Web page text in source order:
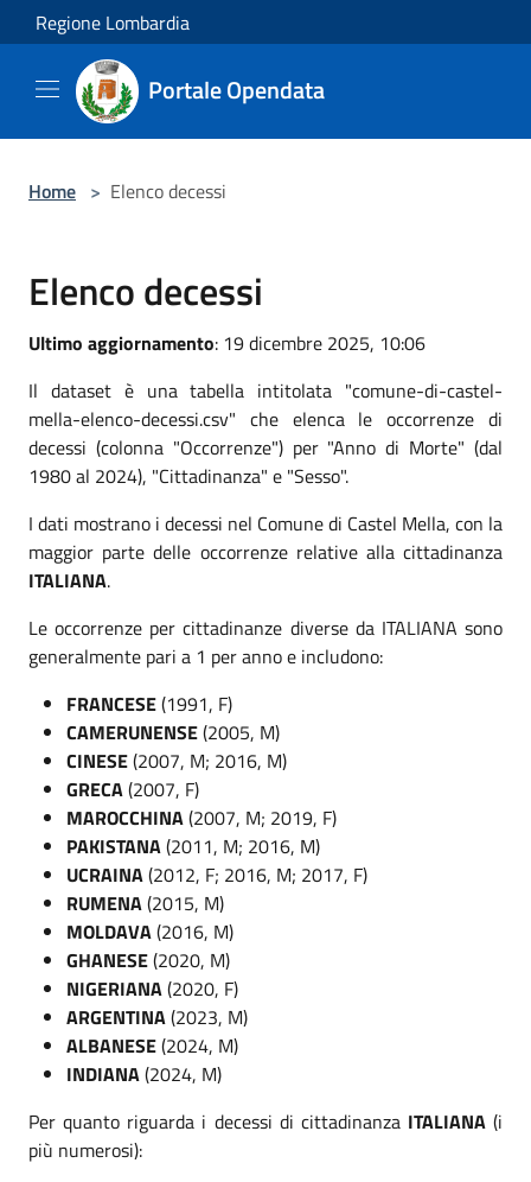
Salta al contenuto principale
Regione Lombardia
Portale Opendata
Home > Elenco decessi
Elenco decessi
Ultimo aggiornamento: 19 dicembre 2025, 10:06
Il dataset è una tabella intitolata "comune-di-castel-
mella-elenco-decessi.csv" che elenca le occorrenze di
decessi (colonna "Occorrenze") per "Anno di Morte" (dal
1980 al 2024), "Cittadinanza" e "Sesso".
I dati mostrano i decessi nel Comune di Castel Mella, con la
maggior parte delle occorrenze relative alla cittadinanza
ITALIANA.
Le occorrenze per cittadinanze diverse da ITALIANA sono
generalmente pari a 1 per anno e includono:
FRANCESE(1991, F)
CAMERUNENSE(2005, M)
CINESE(2007, M; 2016, M)
GRECA(2007, F)
MAROCCHINA(2007, M; 2019, F)
PAKISTANA(2011, M; 2016, M)
UCRAINA(2012, F; 2016, M; 2017, F)
RUMENA(2015, M)
MOLDAVA(2016, M)
GHANESE(2020, M)
NIGERIANA(2020, F)
ARGENTINA(2023, M)
ALBANESE(2024, M)
INDIANA(2024, M)
Per quanto riguarda i decessi di cittadinanza ITALIANA(i
più numerosi):